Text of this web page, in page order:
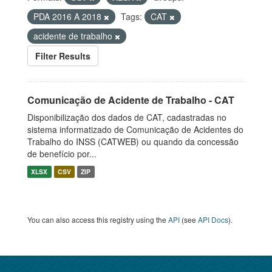
PDA 2016 A 2018
Tags:
CAT
acidente de trabalho
Filter Results
Comunicação de Acidente de Trabalho - CAT
Disponibilização dos dados de CAT, cadastradas no
sistema informatizado de Comunicação de Acidentes do
Trabalho do INSS (CATWEB) ou quando da concessão
de benefício por...
XLSX CSV ZIP
You can also access this registry using the API (see API Docs).